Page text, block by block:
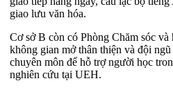
giao lưu văn hóa.
Cơ sở B còn có Phòng Chăm sóc
không gian mở thân thiện và đội
chuyên môn để hỗ trợ người học
nghiên cứu tại UEH.